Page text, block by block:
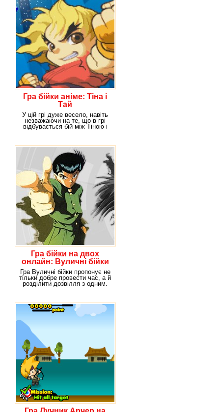
Гра бійки аніме: Тіна і
Тай
У цій грі дуже весело, навіть
незважаючи на те, що в грі
відбувається бій між Тіною і
Гра бійки на двох
онлайн: Вуличні бійки
Гра Вуличні бійки пропонує не
тільки добре провести час, а й
розділити дозвілля з одним.